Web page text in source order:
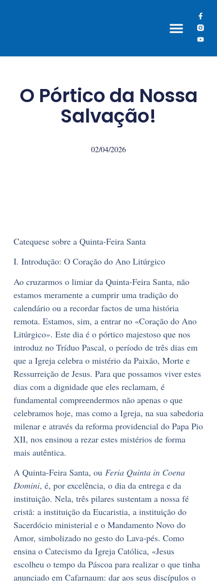
O Pórtico da Nossa
Salvação!
02/04/2026
Catequese sobre a Quinta-Feira Santa
I. Introdução: O Coração do Ano Litúrgico
Ao cruzarmos o limiar da Quinta-Feira Santa, não
estamos meramente a cumprir uma tradição do
calendário ou a recordar factos de uma história
remota. Estamos, sim, a entrar no «Coração do Ano
Litúrgico». Este dia é o pórtico majestoso que nos
introduz no Tríduo Pascal, o período de três dias em
que a Igreja celebra o mistério da Paixão, Morte e
Ressurreição de Jesus. Para que possamos viver estes
dias com a dignidade que eles reclamam, é
fundamental compreendermos não apenas o que
celebramos hoje, mas como a Igreja, na sua sabedoria
milenar e através da reforma providencial do Papa Pio
XII, nos ensinou a rezar estes mistérios de forma
mais autêntica.
A Quinta-Feira Santa, ou Feria Quinta in Coena
Domini, é, por excelência, o dia da entrega e da
instituição. Nela, três pilares sustentam a nossa fé
cristã: a instituição da Eucaristia, a instituição do
Sacerdócio ministerial e o Mandamento Novo do
Amor, simbolizado no gesto do Lava-pés. Como
ensina o Catecismo da Igreja Católica, «Jesus
escolheu o tempo da Páscoa para realizar o que tinha
anunciado em Cafarnaum: dar aos seus discípulos o